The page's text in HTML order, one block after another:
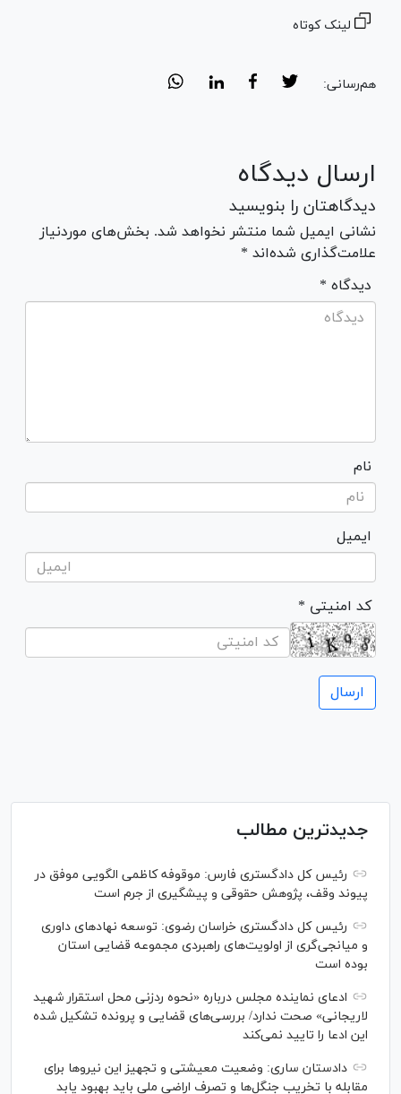
لینک کوتاه
هم‌رسانی:
ارسال دیدگاه
دیدگاهتان را بنویسید
نشانی ایمیل شما منتشر نخواهد شد. بخش‌های موردنیاز
علامت‌گذاری شده‌اند *
* دیدگاه
نام
ایمیل
* کد امنیتی
جدیدترین مطالب
رئیس کل دادگستری فارس: موقوفه کاظمی الگویی موفق در
پیوند وقف، پژوهش حقوقی و پیشگیری از جرم است
رئیس کل دادگستری خراسان رضوی: توسعه نهاد‌های داوری
و میانجی‌گری از اولویت‌های راهبردی مجموعه قضایی استان
بوده است
ادعای نماینده مجلس درباره «نحوه ردزنی محل استقرار شهید
لاریجانی» صحت ندارد/ بررسی‌های قضایی و پرونده تشکیل شده
این ادعا را تایید نمی‌کند
دادستان ساری: وضعیت معیشتی و تجهیز این نیرو‌ها برای
مقابله با تخریب جنگل‌ها و تصرف اراضی ملی باید بهبود یابد